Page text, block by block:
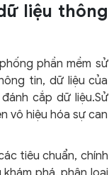
liệu thông
phần mềm sử
tin, dữ liệu của
cắp dữ liệu.Sử
vô hiệu hóa sự can
tiêu chuẩn, chính